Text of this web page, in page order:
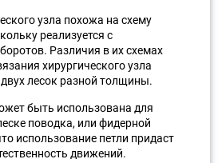
узла похожа на схему
реализуется с
Различия в их схемах
хирургического узла
лесок разной толщины.
быть использована для
поводка, или фидерной
использование петли придаст
движений.